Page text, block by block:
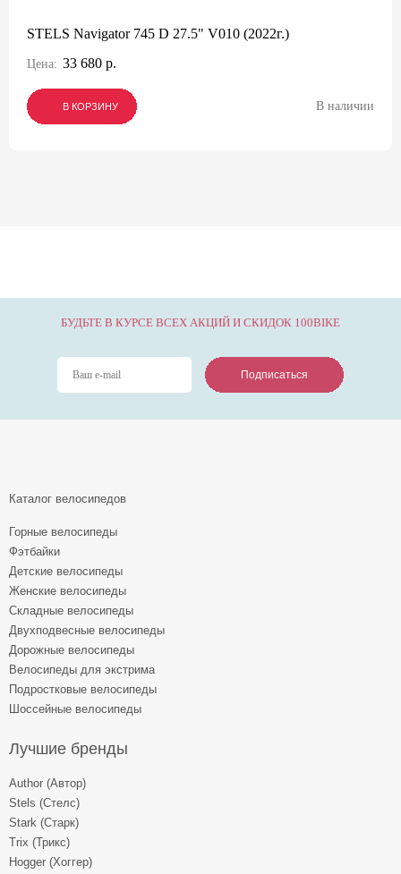
STELS Navigator 745 D 27.5" V010 (2022г.)
Цена: 33 680 р.
В КОРЗИНУ
В КОРЗИНУ
В КОРЗИНУ В наличии
БУДЬТЕ В КУРСЕ ВСЕХ АКЦИЙ И СКИДОК 100BIKE
Подписаться
Подписаться
Подписаться
Каталог велосипедов
Горные велосипеды
Фэтбайки
Детские велосипеды
Женские велосипеды
Складные велосипеды
Двухподвесные велосипеды
Дорожные велосипеды
Велосипеды для экстрима
Подростковые велосипеды
Шоссейные велосипеды
Лучшие бренды
Author (Автор)
Stels (Стелс)
Stark (Старк)
Trix (Трикс)
Hogger (Хоггер)